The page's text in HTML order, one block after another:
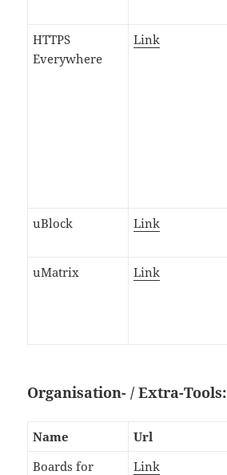
HTTPS
Everywhere
Link
uBlock
Link
uMatrix
Link
Organisation- / Extra-Tools:
Name Url
Boards for
Link